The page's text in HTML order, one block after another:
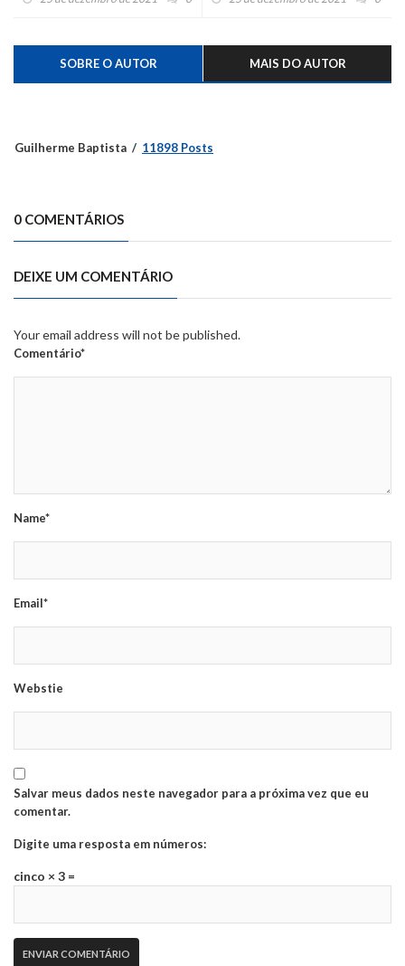
SOBRE O AUTOR MAIS DO AUTOR
Guilherme Baptista 11898 Posts
0 COMENTÁRIOS
DEIXE UM COMENTÁRIO
Your email address will not be published.
Comentário*
Name*
Email*
Webstie
Salvar meus dados neste navegador para a próxima vez que eu
comentar.
Digite uma resposta em números:
cinco × 3 =